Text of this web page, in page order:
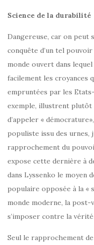
Science de la durabilité
Dangereuse, car on peut
conquête d’un tel
monde ouvert dans
facilement les croyances
empruntées par les
exemple, illustrent plutôt
d’appeler «
populiste issu des urnes,
rapprochement du
expose cette dernière à
dans Lyssenko le moyen
populaire opposée à la «
monde moderne, la
s’imposer contre la
Seul le rapprochement